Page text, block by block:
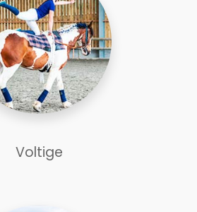
Voltige